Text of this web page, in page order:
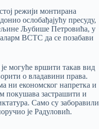
режији монтирана
ослобађајућу пресуду,
Љубише Петровића, у
ВСТС да се позабави
могуће вршити такав вид
о владавини права.
ни економског напретка и
покушава застрашити и
Само су заборавили
је Радуловић.